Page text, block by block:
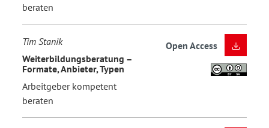
beraten
Tim Stanik
Weiterbildungsberatung –
Formate, Anbieter, Typen
Arbeitgeber kompetent
beraten
Open Access